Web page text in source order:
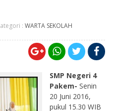
: WARTA SEKOLAH
SMP Negeri 4
Pakem- Senin
20 Juni 2016,
pukul 15.30 WIB